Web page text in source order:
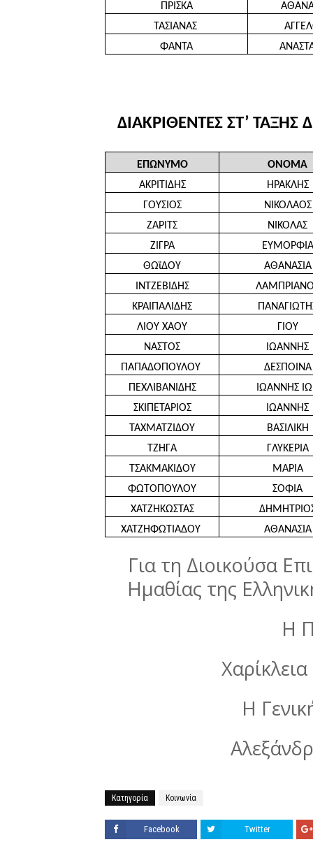
ΠΡΙΣΚΑ
ΤΑΣΙΑΝΑΣ
ΦΑΝΤΑ
ΔΙΑΚΡΙΘΕΝΤΕΣ ΣΤ’
ΕΠΩΝΥΜΟ
ΟΝΟΜΑ
ΑΚΡΙΤΙΔΗΣ
ΗΡΑΚΛΗΣ
ΓΟΥΣΙΟΣ
ΝΙΚΟΛΑΟΣ
ΖΑΡΙΤΣ
ΝΙΚΟΛΑΣ
ΖΙΓΡΑ
ΕΥΜΟΡΦΙΑ
ΘΩϊΔΟΥ
ΑΘΑΝΑΣΙΑ
ΙΝΤΖΕΒΙΔΗΣ
ΚΡΑΙΠΑΛΙΔΗΣ
ΛΙΟΥ ΧΑΟΥ
ΓΙΟΥ
ΝΑΣΤΟΣ
ΙΩΑΝΝΗΣ
ΠΑΠΑΔΟΠΟΥΛΟΥ
ΔΕΣΠΟΙΝΑ
ΠΕΧΛΙΒΑΝΙΔΗΣ
ΙΩΑΝΝΗΣ
ΣΚΙΠΕΤΑΡΙΟΣ
ΙΩΑΝΝΗΣ
ΤΑΧΜΑΤΖΙΔΟΥ
ΒΑΣΙΛΙΚΗ
ΤΖΗΓΑ
ΓΛΥΚΕΡΙΑ
ΤΣΑΚΜΑΚΙΔΟΥ
ΜΑΡΙΑ
ΦΩΤΟΠΟΥΛΟΥ
ΣΟΦΙΑ
ΧΑΤΖΗΚΩΣΤΑΣ
ΧΑΤΖΗΦΩΤΙΑΔΟΥ
ΑΘΑΝΑΣΙΑ
Για τη Διοικούσα
Ημαθίας της
Η
Η
Κατηγορία Κοινωνία
Facebook Twitter